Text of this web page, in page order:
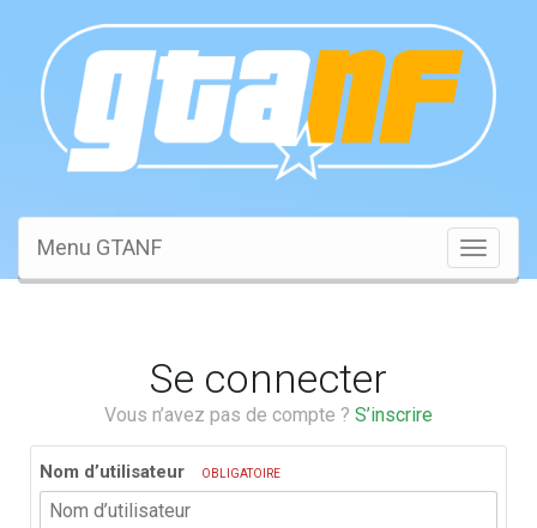
Toggle
Menu GTANF
Se connecter
Vous n’avez pas de compte ? S’inscrire
Nom d’utilisateur OBLIGATOIRE